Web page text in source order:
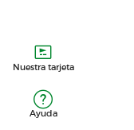
Nuestra tarjeta
Ayuda